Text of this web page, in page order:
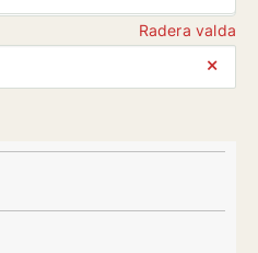
Radera valda
⨯